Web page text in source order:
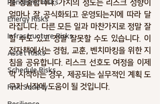
Pendemic Risks
Energy Risks
Infrastructure Risks
Asset Risks
Schedule Risks
Risk Society
를 창출합니다. 가치의 정도는 리스크 성향이
얼마나 잘 공식화되고 운영되는지에 따라 달
라집니다. 다른 모든 일과 마찬가지로 정말 잘
할 수도 있고 정말 잘못할 수도 있습니다. 이
전자책에서는 경험, 교훈, 벤치마킹을 위한 지
침을 공유합니다. 리스크 선호도 여정을 이제
막 시작하는 경우, 제공되는 실무적인 계획 도
구가 시작에 도움이 될 것입니다.